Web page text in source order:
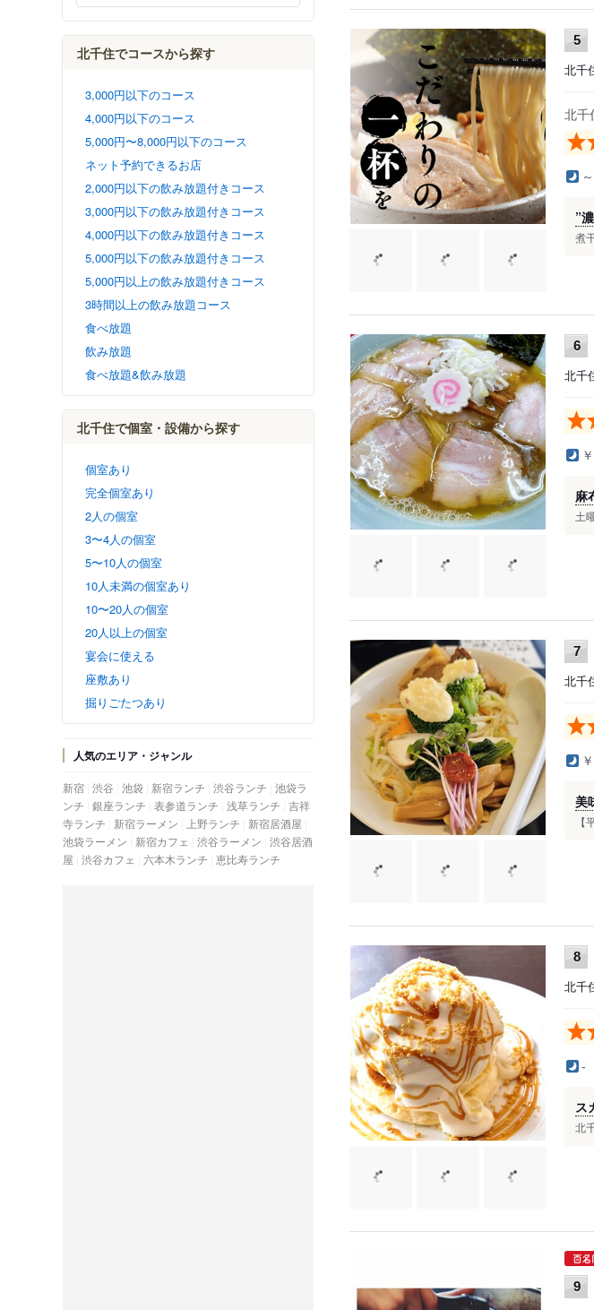
北千住でコースから探す
3,000円以下のコース
4,000円以下のコース
5,000円〜8,000円以下のコース
ネット予約できるお店
2,000円以下の飲み放題付きコース
3,000円以下の飲み放題付きコース
4,000円以下の飲み放題付きコース
5,000円以下の飲み放題付きコース
5,000円以上の飲み放題付きコース
3時間以上の飲み放題コース
食べ放題
飲み放題
食べ放題&飲み放題
北千住で個室・設備から探す
個室あり
完全個室あり
2人の個室
3〜4人の個室
5〜10人の個室
10人未満の個室あり
10〜20人の個室
20人以上の個室
宴会に使える
座敷あり
掘りごたつあり
人気のエリア・ジャンル
新宿 渋谷 池袋 新宿ランチ 渋谷ランチ 池袋ラ
ンチ 銀座ランチ 表参道ランチ 浅草ランチ 吉祥
寺ランチ
新宿ラーメン 上野ランチ
新宿居酒屋
池袋ラーメン
新宿カフェ 渋谷ラーメン 渋谷居酒
屋 渋谷カフェ 六本木ランチ 恵比寿ランチ
5
北千
北千
”
煮
6
北千
麻
土
7
北千
美
8
北千
-
ス
北
9